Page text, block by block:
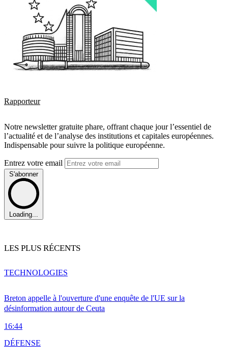
Rapporteur
Notre newsletter gratuite phare, offrant chaque jour l’essentiel de
l’actualité et de l’analyse des institutions et capitales européennes.
Indispensable pour suivre la politique européenne.
Entrez votre email
S'abonner
Loading...
LES PLUS RÉCENTS
Breton appelle à l'ouverture d'une enquête de l'UE sur la
désinformation autour de Ceuta
16:44
TECHNOLOGIES
DÉFENSE